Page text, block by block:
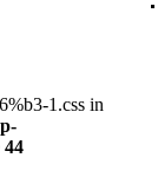
1.css in
44